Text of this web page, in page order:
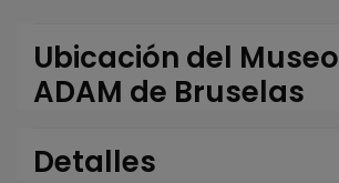
Ubicación del Museo
ADAM de Bruselas
Detalles